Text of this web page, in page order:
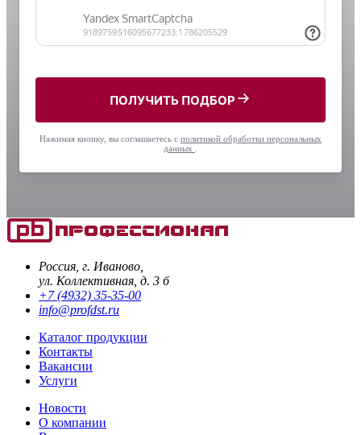
ПОЛУЧИТЬ ПОДБОР
Нажимая кнопку, вы соглашаетесь с политикой обработки персональных
данных
Россия, г. Иваново,
ул. Коллективная, д. 3 б
+7 (4932) 35-35-00
info@profdst.ru
Каталог продукции
Контакты
Вакансии
Услуги
Новости
О компании